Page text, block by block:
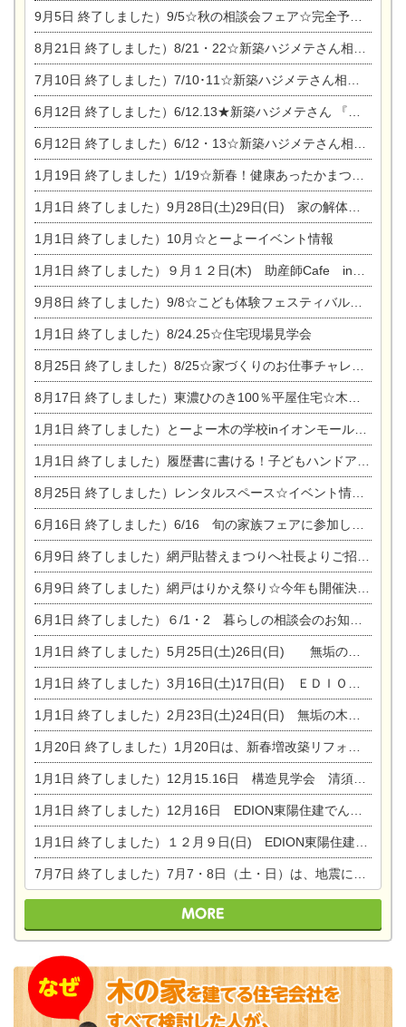
9月5日 終了しました）9/5☆秋の相談会フェア☆完全予約制
8月21日 終了しました）8/21・22☆新築ハジメテさん相談会 『集まれ！農地に家を建てたい人！』
7月10日 終了しました）7/10･11☆新築ハジメテさん相談会 『集まれ！農地に家を建てたい人！』完全予約制
6月12日 終了しました）6/12.13★新築ハジメテさん 『木の家 現場体感見学会』
6月12日 終了しました）6/12・13☆新築ハジメテさん相談会『今ある土地に家を建てる際の注意点』
1月19日 終了しました）1/19☆新春！健康あったかまつり＆増改築リフォームまつり
1月1日 終了しました）9月28日(土)29日(日) 家の解体なんでも相談会
1月1日 終了しました）10月☆とーよーイベント情報
1月1日 終了しました）９月１２日(木) 助産師Cafe in東陽住建
9月8日 終了しました）9/8☆こども体験フェスティバル☆一宮市民会館
1月1日 終了しました）8/24.25☆住宅現場見学会
8月25日 終了しました）8/25☆家づくりのお仕事チャレンジ
8月17日 終了しました）東濃ひのき100％平屋住宅☆木の家完成見学会
1月1日 終了しました）とーよー木の学校inイオンモール木曽川
1月1日 終了しました）履歴書に書ける！子どもハンドアロマ講座☆
8月25日 終了しました）レンタルスペース☆イベント情報☆チャイルドアロマセラピスト
6月16日 終了しました）6/16 旬の家族フェアに参加します☆
6月9日 終了しました）網戸貼替えまつりへ社長よりご招待です♪
6月9日 終了しました）網戸はりかえ祭り☆今年も開催決定！
6月1日 終了しました）６/1・2 暮らしの相談会のお知らせ
1月1日 終了しました）5月25日(土)26日(日) 無垢の木の家体感見学会開催☆
1月1日 終了しました）3月16日(土)17日(日) ＥＤＩＯＮ東陽住建でんき館 総決算まつり
1月1日 終了しました）2月23日(土)24日(日) 無垢の木の家 完成見学会
1月20日 終了しました）1月20日は、新春増改築リフォームまつり＆家の修理祭り＆家電まつりです。
1月1日 終了しました）12月15.16日 構造見学会 清須市西枇杷島町弁天
1月1日 終了しました）12月16日 EDION東陽住建でんき OPEN第二弾イベント！！
1月1日 終了しました）１２月９日(日) EDION東陽住建でんき館プレＯＰＥＮ！＆家の修理まつり
7月7日 終了しました）7月7・8日（土・日）は、地震に強くて安心！暮らしを楽しむ東濃ひのきの平屋の家体験見学会を開催します。ぜひお越しください。